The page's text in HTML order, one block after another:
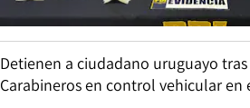
Detienen a ciudadano uruguayo
Carabineros en control vehicular en